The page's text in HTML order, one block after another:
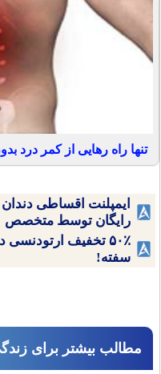
تنها راه رهایی از کمر درد
ایمپلنت اقساطی
رایگان توسط متخصص
۵۰٪ تخفیف
سفته!
مطالب بیشتر برای